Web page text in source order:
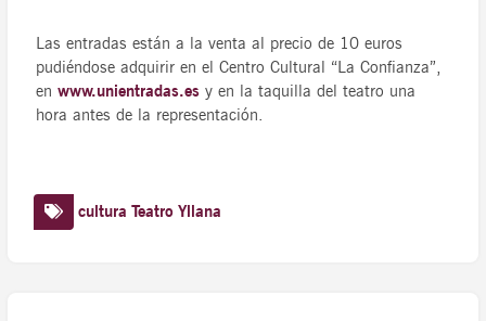
Las entradas están a la venta al precio de 10 euros
pudiéndose adquirir en el Centro Cultural “La Confianza”,
enwww.unientradas.es y en la taquilla del teatro una
hora antes de la representación.
cultura Teatro Yllana